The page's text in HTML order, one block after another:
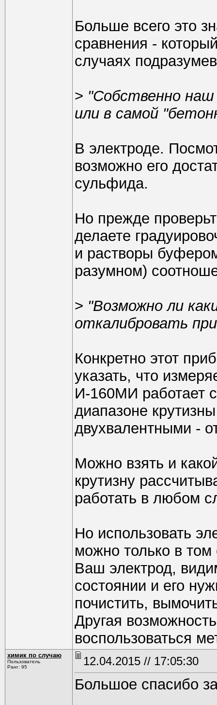
Больше всего это
сравнения -
случаях
> "Собственно наш
или в самой
В электроде.
возможно его
сульфида.
Но прежде
делаете
и растворы
разумном)
> "Возможно ли
откалибровать
Конкретно этот
указать, что
И-160МИ работает
диапазоне
двухвалентными -
Можно взять и
крутизну
работать в любом
Но использовать
можно только в том
Ваш электрод,
состоянии и его
почистить,
Другая
воспользоваться
химик по случаю
Пользователь
Ранг: 95
12.04.2015 // 17:05:30
Большое спасибо